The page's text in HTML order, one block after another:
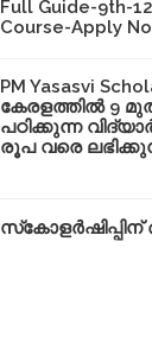
Full Guide-9th-
Course-Apply
PM Yasasvi
കേരളത്തിൽ 9
പഠിക്കുന്ന
രൂപ വരെ
സ്‌കോളർഷിപ്പിന്